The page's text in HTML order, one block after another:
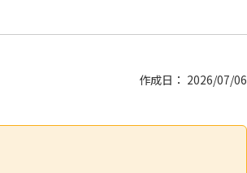
作成日： 2026/07/06